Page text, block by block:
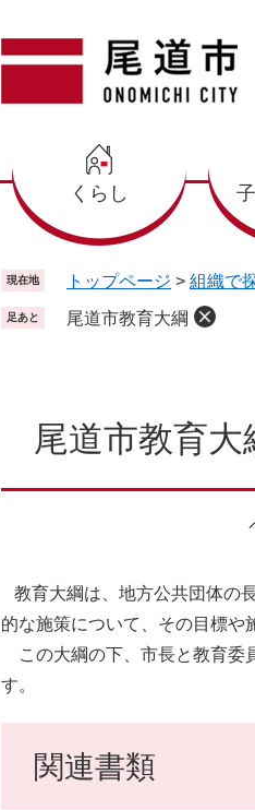
くらし
現在地 トップページ > 組織で
足あと 尾道市教育大綱
尾道市教育大
教育大綱は、地方公共団体の
的な施策について、その目標や
この大綱の下、市長と教育委
す。
関連書類